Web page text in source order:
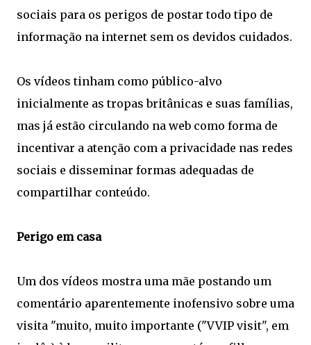
sociais para os perigos de postar todo tipo de
informação na internet sem os devidos cuidados.
Os vídeos tinham como público-alvo
inicialmente as tropas britânicas e suas famílias,
mas já estão circulando na web como forma de
incentivar a atenção com a privacidade nas redes
sociais e disseminar formas adequadas de
compartilhar conteúdo.
Perigo em casa
Um dos vídeos mostra uma mãe postando um
comentário aparentemente inofensivo sobre uma
visita "muito, muito importante ("VVIP visit", em